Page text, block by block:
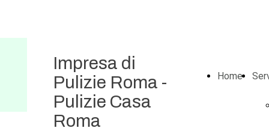
Home
Impresa di
Pulizie Roma -
Pulizie Casa
Roma